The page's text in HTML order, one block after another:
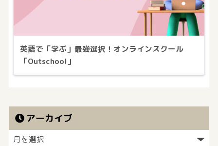
英語で「学ぶ」最強選択！オンラインスクール
「Outschool」
アーカイブ